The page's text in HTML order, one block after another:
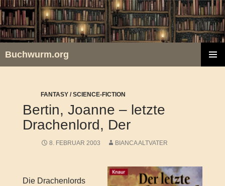
Zum
Inhalt
springen
Buchwurm.org
FANTASY / SCIENCE-FICTION
Bertin, Joanne – letzte
Drachenlord, Der
8. FEBRUAR 2003 BIANCA ALTVATER
Die Drachenlords